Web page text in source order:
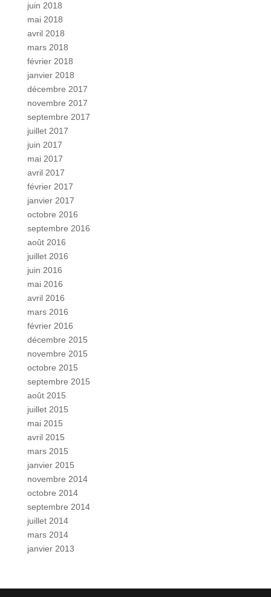
juin 2018
mai 2018
avril 2018
mars 2018
février 2018
janvier 2018
décembre 2017
novembre 2017
septembre 2017
juillet 2017
juin 2017
mai 2017
avril 2017
février 2017
janvier 2017
octobre 2016
septembre 2016
août 2016
juillet 2016
juin 2016
mai 2016
avril 2016
mars 2016
février 2016
décembre 2015
novembre 2015
octobre 2015
septembre 2015
août 2015
juillet 2015
mai 2015
avril 2015
mars 2015
janvier 2015
novembre 2014
octobre 2014
septembre 2014
juillet 2014
mars 2014
janvier 2013